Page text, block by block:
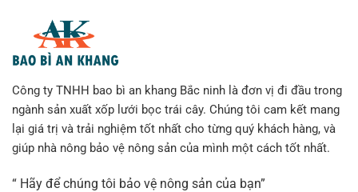
Công ty TNHH bao bì an khang Bắc ninh là đơn vị đi đầu trong
ngành sản xuất xốp lưới bọc trái cây. Chúng tôi cam kết mang
lại giá trị và trải nghiệm tốt nhất cho từng quý khách hàng, và
giúp nhà nông bảo vệ nông sản của mình một cách tốt nhất.
“ Hãy để chúng tôi bảo vệ nông sản của bạn”